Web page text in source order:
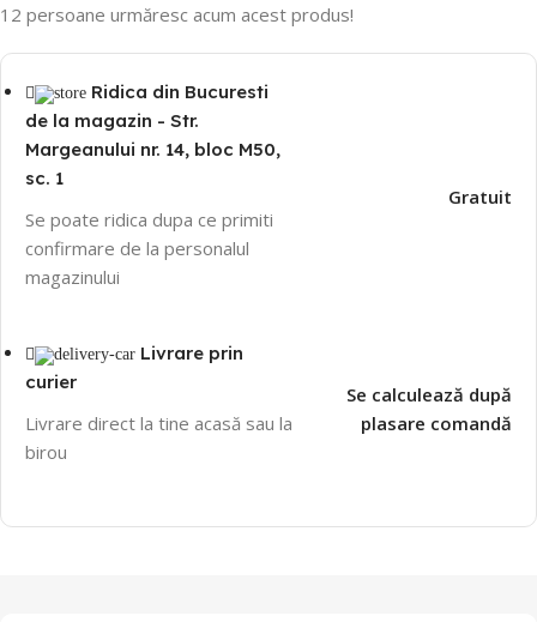
12 persoane urmăresc acum acest produs!
Ridica din Bucuresti
de la magazin - Str.
Margeanului nr. 14, bloc M50,
sc. 1
Se poate ridica dupa ce primiti
confirmare de la personalul
magazinului
Gratuit
Livrare prin
curier
Livrare direct la tine acasă sau la
birou
Se calculează după
plasare comandă